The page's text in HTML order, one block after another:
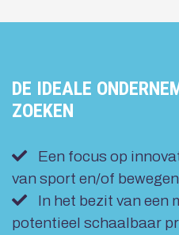
DE IDEALE
ZOEKEN
Een focus op
van sport en/of bewegen
In het bezit van een
potentieel schaalbaar